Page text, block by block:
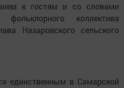
к гостям и со словами
коллектива
Назаровского сельского
единственным в Самарской